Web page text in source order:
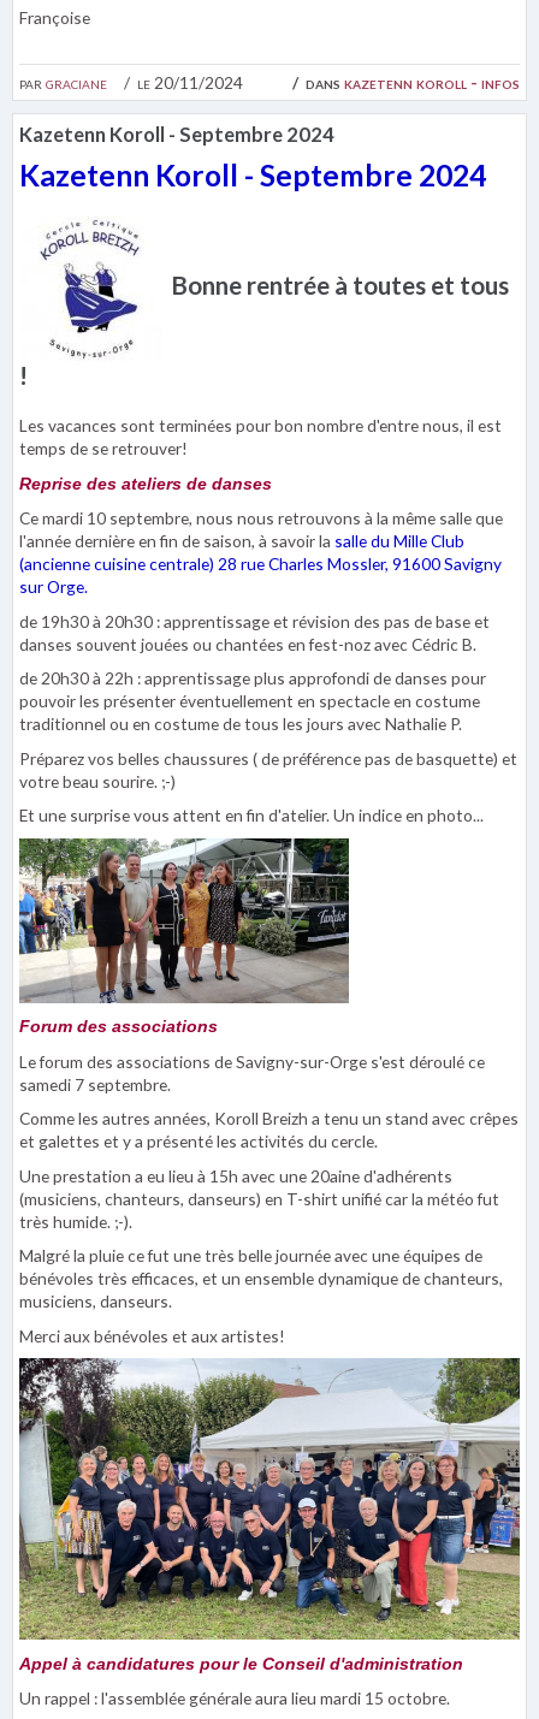
par graciane le 20/11/2024 dans kazetenn koroll - infos
Françoise
Kazetenn Koroll - Septembre 2024
Kazetenn Koroll - Septembre 2024
Bonne rentrée à toutes et tous
!
Les vacances sont terminées pour bon nombre d'entre nous, il est
temps de se retrouver!
Reprise des ateliers de danses
Ce mardi 10 septembre, nous nous retrouvons à la même salle que
l'année dernière en fin de saison, à savoir la salle du Mille Club
(ancienne cuisine centrale) 28 rue Charles Mossler, 91600 Savigny
sur Orge.
de 19h30 à 20h30 : apprentissage et révision des pas de base et
danses souvent jouées ou chantées en fest-noz avec Cédric B.
de 20h30 à 22h : apprentissage plus approfondi de danses pour
pouvoir les présenter éventuellement en spectacle en costume
traditionnel ou en costume de tous les jours avec Nathalie P.
Préparez vos belles chaussures ( de préférence pas de basquette) et
votre beau sourire. ;-)
Et une surprise vous attent en fin d'atelier. Un indice en photo...
Forum des associations
Le forum des associations de Savigny-sur-Orge s'est déroulé ce
samedi 7 septembre.
Comme les autres années, Koroll Breizh a tenu un stand avec crêpes
et galettes et y a présenté les activités du cercle.
Une prestation a eu lieu à 15h avec une 20aine d'adhérents
(musiciens, chanteurs, danseurs) en T-shirt unifié car la météo fut
très humide. ;-).
Malgré la pluie ce fut une très belle journée avec une équipes de
bénévoles très efficaces, et un ensemble dynamique de chanteurs,
musiciens, danseurs.
Merci aux bénévoles et aux artistes!
Appel à candidatures pour le Conseil d'administration
Un rappel : l'assemblée générale aura lieu mardi 15 octobre.